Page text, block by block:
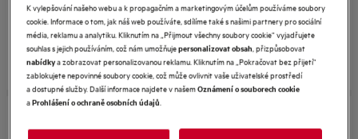
K vylepšování našeho webu a k propagačním a marketingovým účelům používáme soubory
cookie. Informace o tom, jak náš web používáte, sdílíme také s našimi partnery pro sociální
média, reklamu a analytiku. Kliknutím na „Přijmout všechny soubory cookie“ vyjadřujete
souhlas s jejich používáním, což nám umožňujepersonalizovat obsah, přizpůsobovat
nabídkya zobrazovat personalizovanou reklamu. Kliknutím na „Pokračovat bez přijetí“
zablokujete nepovinné soubory cookie, což může ovlivnit vaše uživatelské prostředí
a dostupné služby. Další informace najdete v našemOznámení o souborech cookie
aProhlášení o ochraně osobních údajů.